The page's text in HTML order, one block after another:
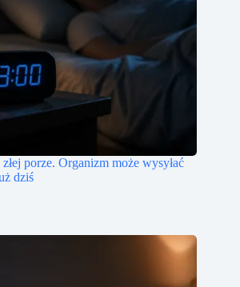
porze. Organizm może wysyłać
dziś